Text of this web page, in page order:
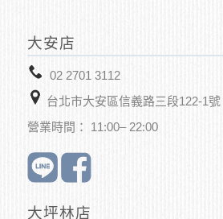
大安店
02 2701 3112
台北市大安區信義路三段122-1號
營業時間： 11:00– 22:00
大坪林店